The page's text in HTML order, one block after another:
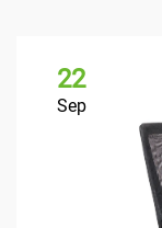
22
Sep